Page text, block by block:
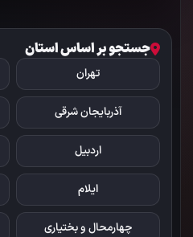
جستجو بر اساس استان
تهران
آذربایجان شرقی
اردبیل
ایلام
چهارمحال و بختیاری